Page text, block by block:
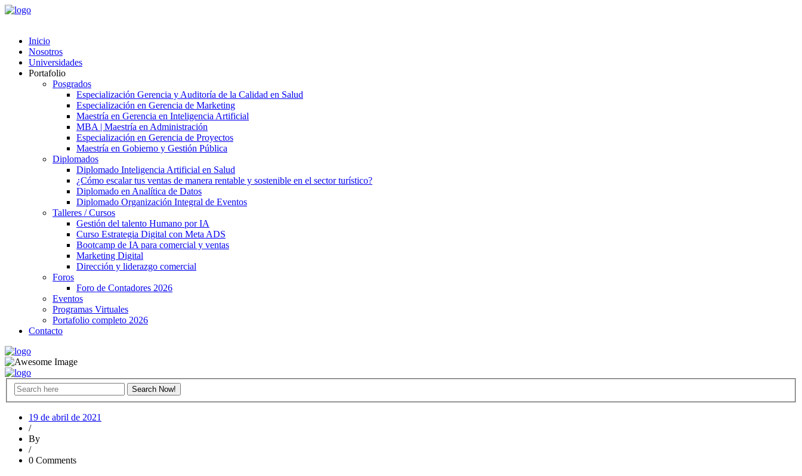
Inicio
Nosotros
Universidades
Portafolio
Posgrados
Especialización Gerencia y Auditoría de la Calidad en Salud
Especialización en Gerencia de Marketing
Maestría en Gerencia en Inteligencia Artificial
MBA | Maestría en Administración
Especialización en Gerencia de Proyectos
Maestría en Gobierno y Gestión Pública
Diplomados
Diplomado Inteligencia Artificial en Salud
¿Cómo escalar tus ventas de manera rentable y sostenible en el sector turístico?
Diplomado en Analítica de Datos
Diplomado Organización Integral de Eventos
Talleres / Cursos
Gestión del talento Humano por IA​
Curso Estrategia Digital con Meta ADS
Bootcamp de IA para comercial y ventas
Marketing Digital
Dirección y liderazgo comercial
Foros
Foro de Contadores 2026
Eventos
Programas Virtuales
Portafolio completo 2026
Contacto
19 de abril de 2021
/
By
/
0 Comments